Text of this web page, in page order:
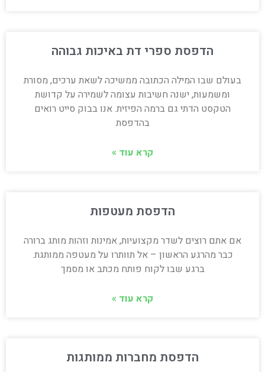
הדפסת ספרי דת באיכות גבוהה
בעולם שבו המילה הכתובה ממשיכה לשאת ערכים, מסורת
ומשמעות, ישנה חשיבות עצומה לשמירה על קדושת
הטקסט הדתי גם ברמה הפיזית. אנו בבוק סייט רואים
בהדפסת
קרא עוד »
הדפסת מעטפות
אם אתם רוצים לשדר מקצועיות, אמינות וזהות מותג ברורה
כבר מהרגע הראשון – אל תוותרו על מעטפה ממותגת.
ברגע שבו לקוח פותח מכתב או מסמך
קרא עוד »
הדפסת מחברות ממותגות